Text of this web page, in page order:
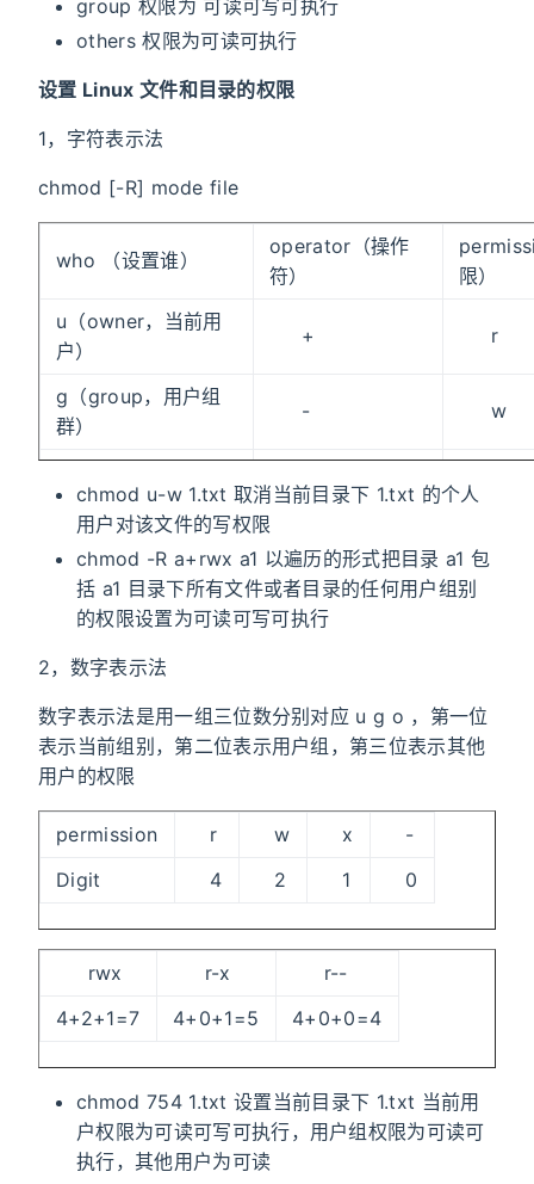
group 权限为 可读可写可执行
others 权限为可读可执行
设置 Linux 文件和目录的权限
1，字符表示法
chmod [-R] mode file
who （设置谁）
operator（操作
符）
限）
u（owner，当前用
户）
+ r
g（group，用户组
群）
- w
户）
= x
a（ugo，以上全
部）
chmod u-w 1.txt 取消当前目录下 1.txt 的个人
用户对该文件的写权限
chmod -R a+rwx a1 以遍历的形式把目录 a1 包
括 a1 目录下所有文件或者目录的任何用户组别
的权限设置为可读可写可执行
2，数字表示法
数字表示法是用一组三位数分别对应 u g o ，第一位
表示当前组别，第二位表示用户组，第三位表示其他
用户的权限
permission r w x
-
Digit
4 2 1 0
rwx r-x
r--
4+2+1=7
4+0+1=5 4+0+0=4
chmod 754 1.txt 设置当前目录下 1.txt 当前用
户权限为可读可写可执行，用户组权限为可读可
执行，其他用户为可读